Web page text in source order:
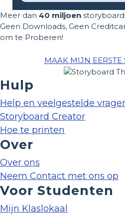
Meer dan 40 miljoen
Geen Downloads, Geen
om te Proberen!
MAAK MIJN EERSTE
Hulp
Help en veelgestelde
Storyboard Creator
Hoe te printen
Over
Over ons
Neem Contact met ons op
Voor Studenten
Mijn Klaslokaal